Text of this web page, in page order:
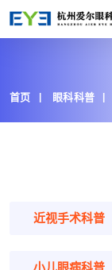
首页 眼科科普
近视手术科普
小儿眼病科普